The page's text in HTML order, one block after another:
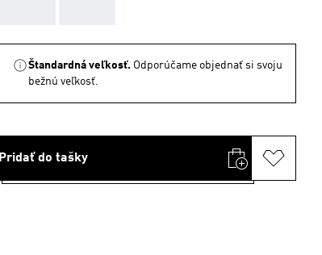
Štandardná veľkosť. Odporúčame objednať si svoju
bežnú veľkosť.
Pridať do tašky